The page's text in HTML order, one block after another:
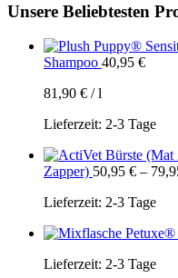
Unsere Beliebtesten
Shampoo 40,95 €
81,90 € /l
Lieferzeit: 2-3 Tage
Zapper) 50,95 € –
Lieferzeit: 2-3 Tage
Lieferzeit: 2-3 Tage